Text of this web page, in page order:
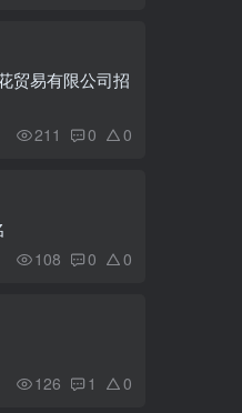
环境
薪低于150万柬币
贸易有限公司招
211 0 0
108 0 0
126 1 0